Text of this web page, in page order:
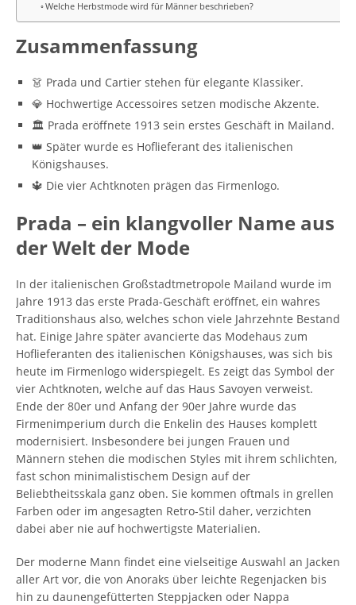
Welche Herbstmode wird für Männer beschrieben?
Zusammenfassung
👗 Prada und Cartier stehen für elegante Klassiker.
💎 Hochwertige Accessoires setzen modische Akzente.
🏛️ Prada eröffnete 1913 sein erstes Geschäft in Mailand.
👑 Später wurde es Hoflieferant des italienischen
Königshauses.
🔱 Die vier Achtknoten prägen das Firmenlogo.
Prada – ein klangvoller Name aus
der Welt der Mode
In der italienischen Großstadtmetropole Mailand wurde im
Jahre 1913 das erste Prada-Geschäft eröffnet, ein wahres
Traditionshaus also, welches schon viele Jahrzehnte Bestand
hat. Einige Jahre später avancierte das Modehaus zum
Hoflieferanten des italienischen Königshauses, was sich bis
heute im Firmenlogo widerspiegelt. Es zeigt das Symbol der
vier Achtknoten, welche auf das Haus Savoyen verweist.
Ende der 80er und Anfang der 90er Jahre wurde das
Firmenimperium durch die Enkelin des Hauses komplett
modernisiert. Insbesondere bei jungen Frauen und
Männern stehen die modischen Styles mit ihrem schlichten,
fast schon minimalistischem Design auf der
Beliebtheitsskala ganz oben. Sie kommen oftmals in grellen
Farben oder im angesagten Retro-Stil daher, verzichten
dabei aber nie auf hochwertigste Materialien.
Der moderne Mann findet eine vielseitige Auswahl an Jacken
aller Art vor, die von Anoraks über leichte Regenjacken bis
hin zu daunengefütterten Steppjacken oder Nappa